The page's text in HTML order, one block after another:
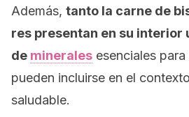
Además, tanto la carne de
res presentan en su interior
de minerales esenciales
pueden incluirse en el
saludable.